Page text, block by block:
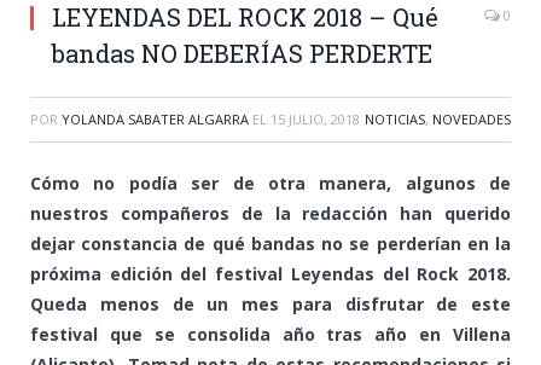
LEYENDAS DEL ROCK 2018 – Qué
bandas NO DEBERÍAS PERDERTE
0
POR YOLANDA SABATER ALGARRA EL 15 JULIO, 2018 NOTICIAS, NOVEDADES
Cómo no podía ser de otra manera, algunos de
nuestros compañeros de la redacción han querido
dejar constancia de qué bandas no se perderían en la
próxima edición del festival Leyendas del Rock 2018.
Queda menos de un mes para disfrutar de este
festival que se consolida año tras año en Villena